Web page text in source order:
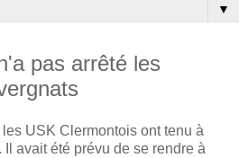
▼
pas arrêté les
USK Clermontois ont tenu à
avait été prévu de se rendre à